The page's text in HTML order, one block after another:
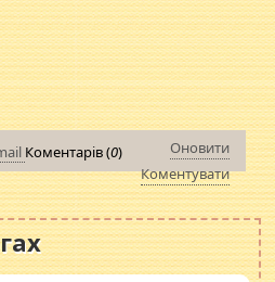
Коментарів (0)
Оновити
Коментувати